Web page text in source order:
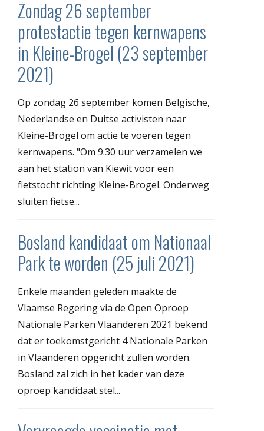
Zondag 26 september
protestactie tegen kernwapens
in Kleine-Brogel (23 september
2021)
Op zondag 26 september komen Belgische,
Nederlandse en Duitse activisten naar
Kleine-Brogel om actie te voeren tegen
kernwapens. "Om 9.30 uur verzamelen we
aan het station van Kiewit voor een
fietstocht richting Kleine-Brogel. Onderweg
sluiten fietse...
Bosland kandidaat om Nationaal
Park te worden (25 juli 2021)
Enkele maanden geleden maakte de
Vlaamse Regering via de Open Oproep
Nationale Parken Vlaanderen 2021 bekend
dat er toekomstgericht 4 Nationale Parken
in Vlaanderen opgericht zullen worden.
Bosland zal zich in het kader van deze
oproep kandidaat stel...